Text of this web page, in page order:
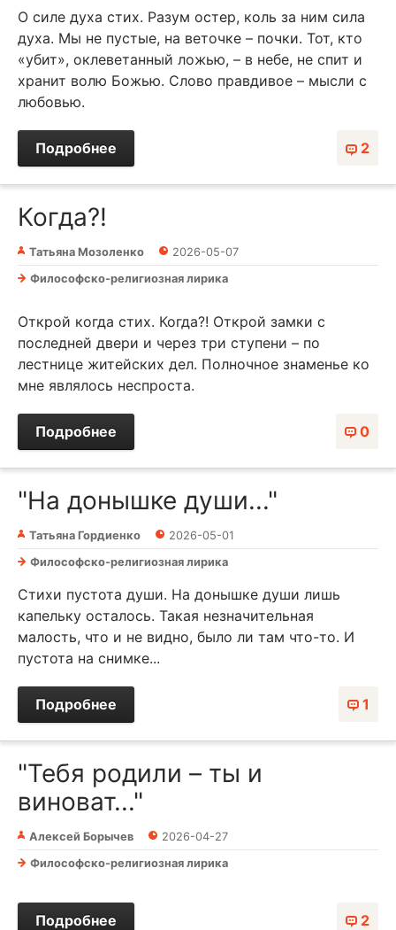
О силе духа стих. Разум остер, коль за ним сила
духа. Мы не пустые, на веточке – почки. Тот, кто
«убит», оклеветанный ложью, – в небе, не спит и
хранит волю Божью. Слово правдивое – мысли с
любовью.
2
Подробнее
Когда?!
Татьяна Мозоленко
2026-05-07
Философско-религиозная лирика
Открой когда стих. Когда?! Открой замки с
последней двери и через три ступени – по
лестнице житейских дел. Полночное знаменье ко
мне являлось неспроста.
0
Подробнее
"На донышке души..."
Татьяна Гордиенко
2026-05-01
Философско-религиозная лирика
Стихи пустота души. На донышке души лишь
капельку осталось. Такая незначительная
малость, что и не видно, было ли там что-то. И
пустота на снимке...
1
Подробнее
"Тебя родили – ты и
виноват..."
Алексей Борычев
2026-04-27
Философско-религиозная лирика
2
Подробнее